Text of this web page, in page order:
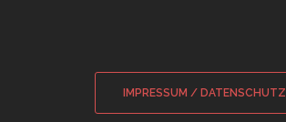
IMPRESSUM / DATENSCHUTZ